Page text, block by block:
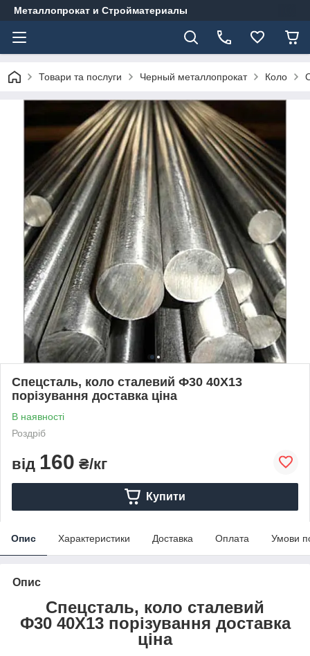
Металлопрокат и Стройматериалы
Товари та послуги Черный металлопрокат Коло
Спецсталь, коло сталевий Ф30 40Х13
порізування доставка ціна
В наявності
Роздріб
від 160 ₴/кг
Купити
Опис Характеристики Доставка Оплата Умови
Опис
Спецсталь, коло сталевий
Ф30 40Х13порізування доставка
ціна